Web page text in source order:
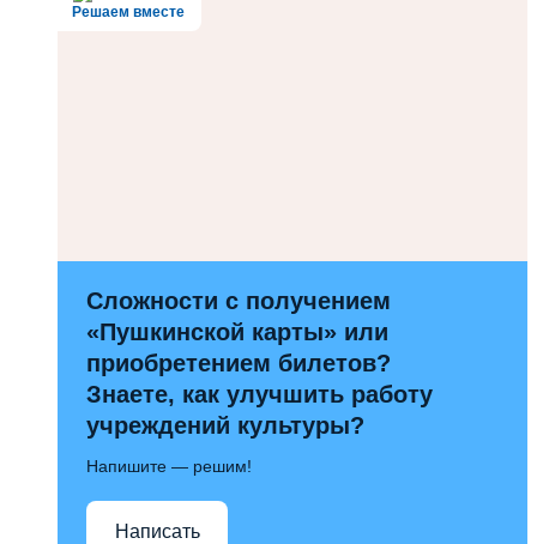
Решаем вместе
Сложности с получением
«Пушкинской карты» или
приобретением билетов?
Знаете, как улучшить работу
учреждений культуры?
Напишите — решим!
Написать